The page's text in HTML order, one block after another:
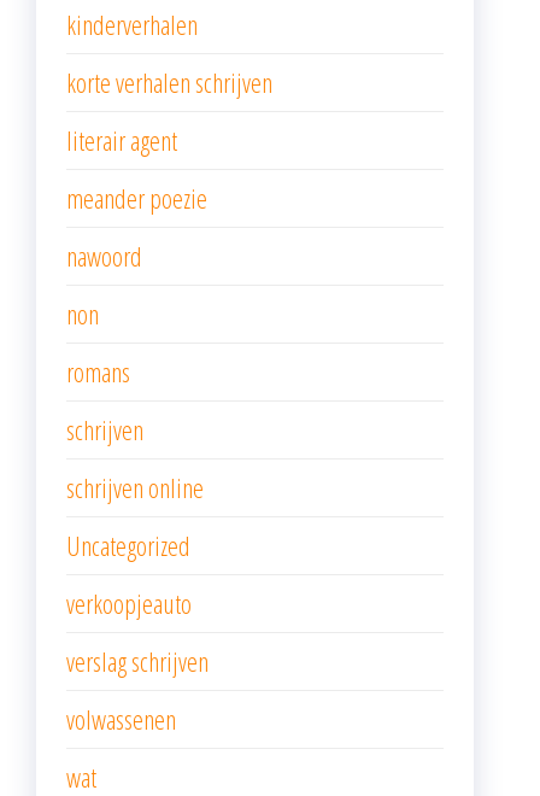
kinderverhalen
korte verhalen schrijven
literair agent
meander poezie
nawoord
non
romans
schrijven
schrijven online
Uncategorized
verkoopjeauto
verslag schrijven
volwassenen
wat